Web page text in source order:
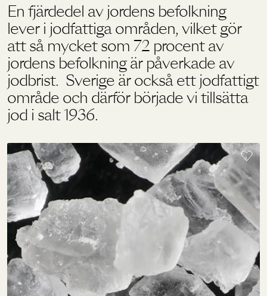
Digitalt behovstest
Hälsotester
Holistics värld
Utbildning
För återförsäljare
En fjärdedel av jordens befolkning
lever i jodfattiga områden, vilket gör
att så mycket som 72 procent av
jordens befolkning är påverkade av
jodbrist. Sverige är också ett jodfattigt
område och därför började vi tillsätta
jod i salt 1936.